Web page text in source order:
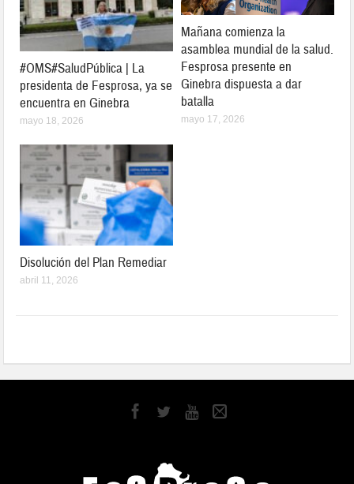
#OMS#SaludPública | La
presidenta de Fesprosa, ya se
encuentra en Ginebra
mayo 18, 2026
Mañana comienza la
asamblea mundial de la salud.
Fesprosa presente en
Ginebra dispuesta a dar
batalla
mayo 17, 2026
Disolución del Plan Remediar
abril 11, 2026